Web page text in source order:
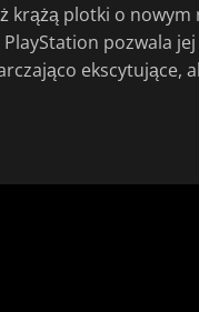
krążą plotki o nowym
pozwala
ekscytujące,